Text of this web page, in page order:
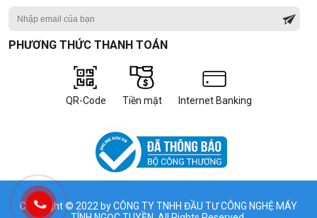
PHƯƠNG THỨC THANH TOÁN
QR-Code Tiền mặt Internet Banking
Copyright © 2022 by CÔNG TY TNHH ĐẦU TƯ CÔNG NGHỆ MÁY